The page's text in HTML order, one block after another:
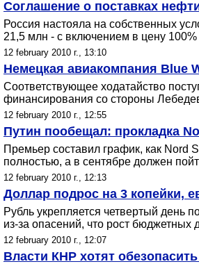
Соглашение о поставках
Россия настояла на собственных
21,5 млн - с включением в цену
12 february 2010 г., 13:10
Немецкая авиакомпания Blue
Соответствующее ходатайство
финансирования со стороны
12 february 2010 г., 12:55
Путин пообещал: прокладка
Премьер составил график, как Nord
полностью, а в сентябре должен
12 february 2010 г., 12:13
Доллар подрос на 3 копейки,
Рубль укрепляется четвертый день
из-за опасений, что рост
12 february 2010 г., 12:07
Власти КНР хотят